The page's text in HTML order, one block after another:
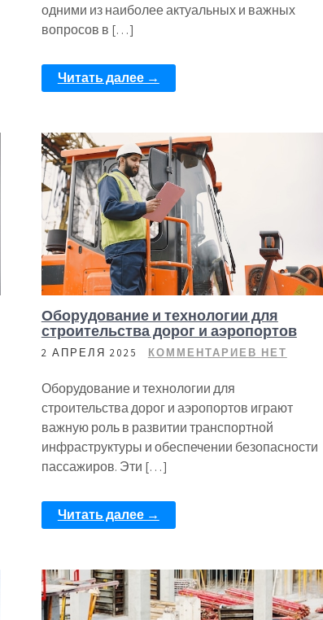
одними из наиболее актуальных и важных
вопросов в […]
Читать далее →
Оборудование и технологии для
строительства дорог и аэропортов
2 АПРЕЛЯ 2025 КОММЕНТАРИЕВ НЕТ
Оборудование и технологии для
строительства дорог и аэропортов играют
важную роль в развитии транспортной
инфраструктуры и обеспечении безопасности
пассажиров. Эти […]
Читать далее →